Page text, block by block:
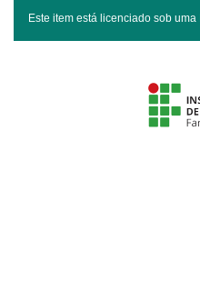
Este item está licenciado sob uma